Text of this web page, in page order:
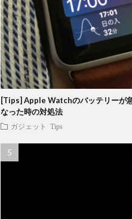
[Tips] Apple Watchのバッテリーが
なった時の対処法
ガジェット Tips